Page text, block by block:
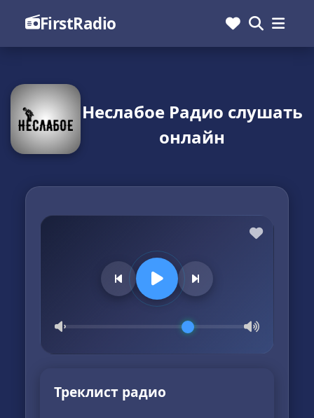
FirstRadio
Неслабое Радио слушать
онлайн
Треклист радио